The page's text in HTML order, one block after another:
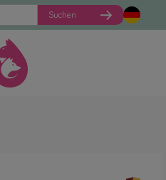
Suchen